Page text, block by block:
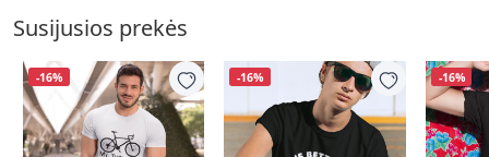
Susijusios prekės
-16% -16% -16%